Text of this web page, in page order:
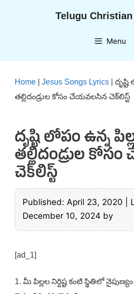
Telugu
Menu
Home Jesus Songs Lyrics
దృష్టి
తల్లిదండ్రుల కోసం చేయవలసిన చెక్‌లిస్ట్
దృష్టి లోపం ఉన్న
తల్లిదండ్రుల
చెక్‌లిస్ట్
Published: April 23, 2020
December 10, 2024 by
[ad_1]
1. మీ పిల్లల నిర్దిష్ట కంటి స్థితిలో